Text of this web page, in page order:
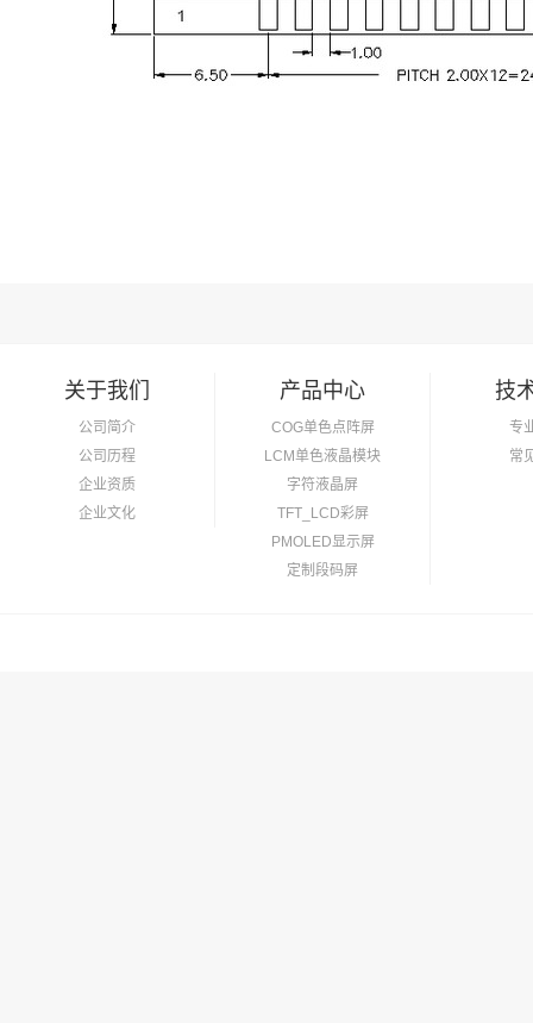
关于我们
公司简介
公司历程
企业资质
企业文化
产品中心
COG单色点阵屏
LCM单色液晶模块
字符液晶屏
TFT_LCD彩屏
PMOLED显示屏
定制段码屏
技
专
常